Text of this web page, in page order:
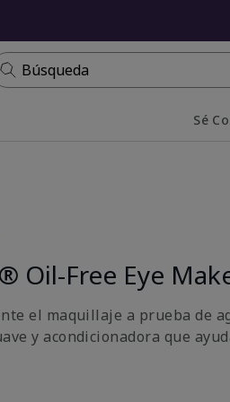
Búsqueda
Sé
Oil-Free Eye
el maquillaje a prueba de
y acondicionadora que